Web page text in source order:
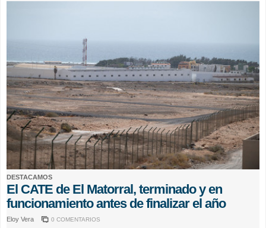
DESTACAMOS
El CATE de El Matorral, terminado y en
funcionamiento antes de finalizar el año
Eloy Vera 0 COMENTARIOS